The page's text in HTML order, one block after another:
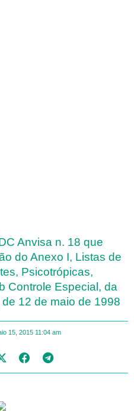
Anvisa n. 18 que
do Anexo I, Listas de
Psicotrópicas,
Controle Especial, da
12 de maio de 1998
15, 2015 11:04 am